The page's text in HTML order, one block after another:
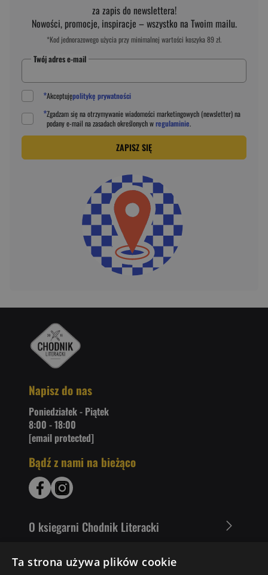
za zapis do newslettera!
Nowości, promocje, inspiracje – wszystko na Twoim mailu.
*Kod jednorazowego użycia przy minimalnej wartości koszyka 89 zł.
Twój adres e-mail
*Akceptujępolitykę prywatności
*Zgadzam się na otrzymywanie wiadomości marketingowych (newsletter) na
podanye-mail na zasadach określonych wregulaminie.
ZAPISZ SIĘ
Napisz do nas
Poniedziałek - Piątek
8:00 - 18:00
[email protected]
Bądź z nami na bieżąco
O ksiegarni Chodnik Literacki
Zakupy u nas
Ta strona używa plików cookie